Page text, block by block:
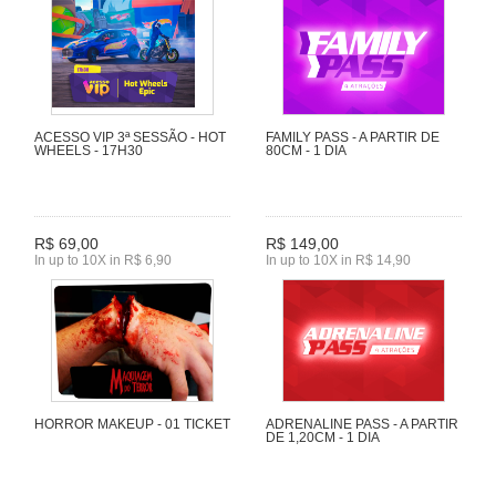
ACESSO VIP 3ª SESSÃO - HOT
WHEELS - 17H30
R$ 69,00
In up to 10X in R$ 6,90
FAMILY PASS - A PARTIR DE
80CM - 1 DIA
R$ 149,00
In up to 10X in R$ 14,90
HORROR MAKEUP - 01 TICKET
ADRENALINE PASS - A PARTIR
DE 1,20CM - 1 DIA